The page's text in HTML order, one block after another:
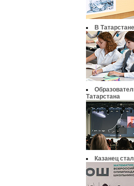
В
Татарстана
Казанец